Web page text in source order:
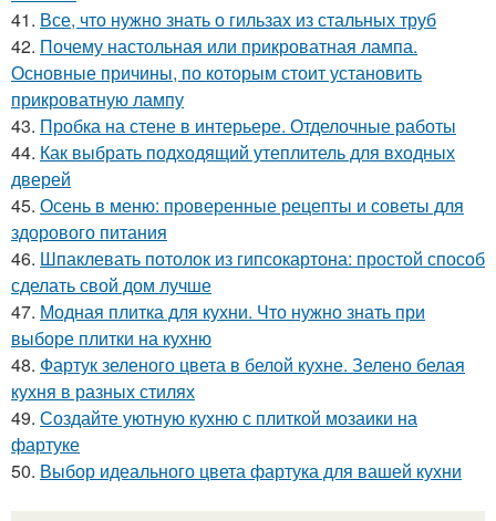
41. Все, что нужно знать о гильзах из стальных труб
42. Почему настольная или прикроватная лампа.
Основные причины, по которым стоит установить
прикроватную лампу
43. Пробка на стене в интерьере. Отделочные работы
44. Как выбрать подходящий утеплитель для входных
дверей
45. Осень в меню: проверенные рецепты и советы для
здорового питания
46. Шпаклевать потолок из гипсокартона: простой способ
сделать свой дом лучше
47. Модная плитка для кухни. Что нужно знать при
выборе плитки на кухню
48. Фартук зеленого цвета в белой кухне. Зелено белая
кухня в разных стилях
49. Создайте уютную кухню с плиткой мозаики на
фартуке
50. Выбор идеального цвета фартука для вашей кухни